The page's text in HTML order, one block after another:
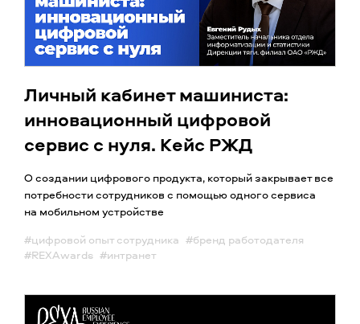
Личный кабинет машиниста:
инновационный цифровой
сервис с нуля. Кейс РЖД
О создании цифрового продукта, который закрывает все
потребности сотрудников с помощью одного сервиса
на мобильном устройстве
#цифровой опыт сотрудника #бренд работодателя
#REXAwards #интранет